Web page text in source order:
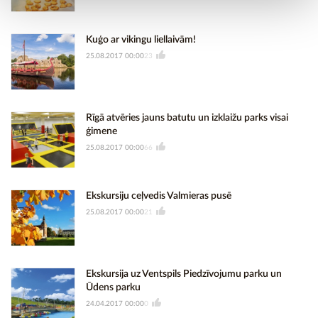
Kuģo ar vikingu liellaivām!
25.08.2017 00:0023
Rīgā atvēries jauns batutu un izklaižu parks visai
ģimene
25.08.2017 00:0066
Ekskursiju ceļvedis Valmieras pusē
25.08.2017 00:0021
Ekskursija uz Ventspils Piedzīvojumu parku un
Ūdens parku
24.04.2017 00:000